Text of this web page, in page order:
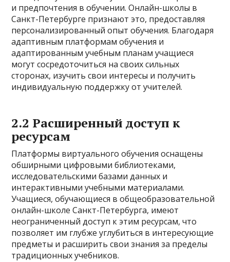
и предпочтения в обучении. Онлайн-школы в
Санкт-Петербурге признают это, предоставляя
персонализированный опыт обучения. Благодаря
адаптивным платформам обучения и
адаптированным учебным планам учащиеся
могут сосредоточиться на своих сильных
сторонах, изучить свои интересы и получить
индивидуальную поддержку от учителей.
2.2 Расширенный доступ к
ресурсам
Платформы виртуального обучения оснащены
обширными цифровыми библиотеками,
исследовательскими базами данных и
интерактивными учебными материалами.
Учащиеся, обучающиеся в общеобразовательной
онлайн-школе Санкт-Петербурга, имеют
неограниченный доступ к этим ресурсам, что
позволяет им глубже углубиться в интересующие
предметы и расширить свои знания за пределы
традиционных учебников.